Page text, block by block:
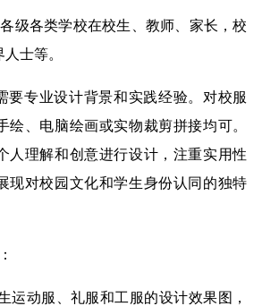
各级各类学校在校生、教师、家长，校
士等。
要专业设计背景和实践经验。对校服
绘、电脑绘画或实物裁剪拼接均可。
人理解和创意进行设计，注重实用性
现对校园文化和学生身份认同的独特
运动服、礼服和工服的设计效果图，